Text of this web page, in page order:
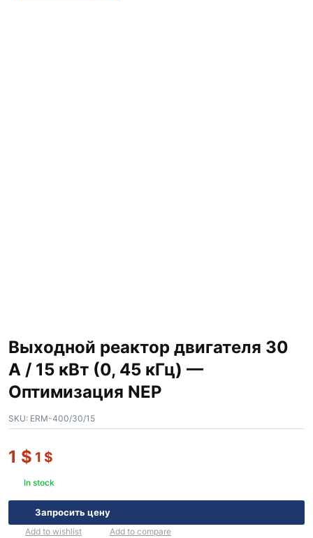
Выходной реактор двигателя 30
А / 15 кВт (0, 45 кГц) —
Оптимизация NEP
SKU: ERM-400/30/15
1 $ 1 $
In stock
Запросить цену
Add to wishlist Add to compare